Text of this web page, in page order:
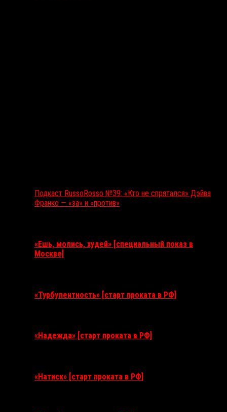
Подкаст RussoRosso №39: «Кто не спрятался» Дэйва
Франко — «за» и «против»
«Ешь, молись, худей» [специальный показ в
Москве]
«Турбулентность» [старт проката в РФ]
«Надежда» [старт проката в РФ]
«Натиск» [старт проката в РФ]